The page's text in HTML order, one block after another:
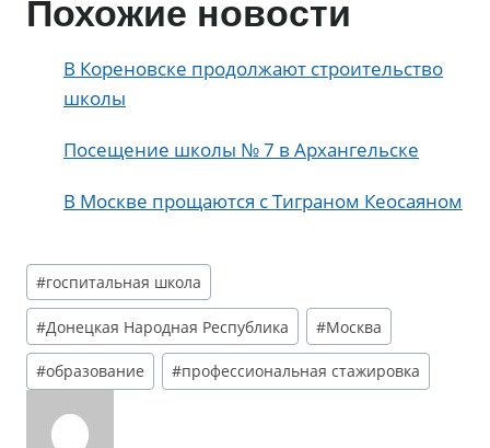
Похожие новости
В Кореновске продолжают строительство
школы
Посещение школы № 7 в Архангельске
В Москве прощаются с Тиграном Кеосаяном
Метки
записи:
#госпитальная школа
#Донецкая Народная Республика #Москва
#образование #профессиональная стажировка